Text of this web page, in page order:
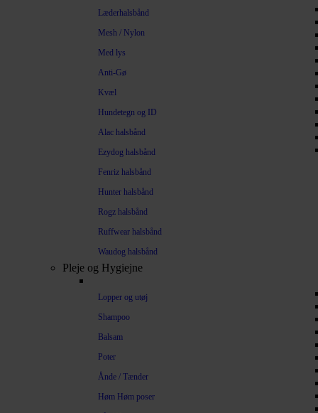
Læderhalsbånd
Mesh / Nylon
Med lys
Anti-Gø
Kvæl
Hundetegn og ID
Alac halsbånd
Ezydog halsbånd
Fenriz halsbånd
Hunter halsbånd
Rogz halsbånd
Ruffwear halsbånd
Waudog halsbånd
Pleje og Hygiejne
Lopper og utøj
Shampoo
Balsam
Poter
Ånde / Tænder
Høm Høm poser